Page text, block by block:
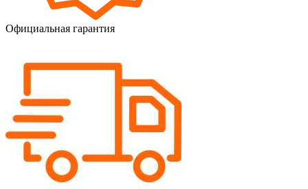
Официальная гарантия